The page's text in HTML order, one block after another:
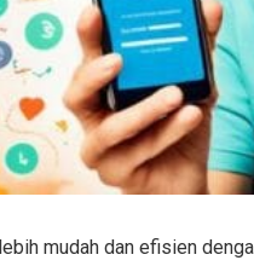
mudah dan efisien